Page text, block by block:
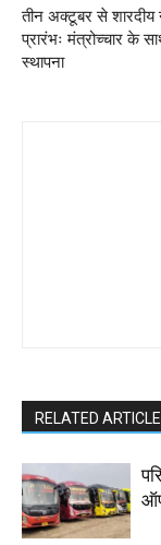
तीन अक्टूबर से शारदीय
प्रारंभः मंत्रोच्चार के
स्थापना
RELATED